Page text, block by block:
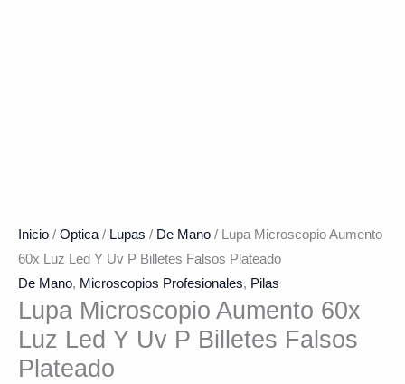
Inicio / Optica/ Lupas / De Mano / Lupa Microscopio Aumento
60x Luz Led Y Uv P Billetes Falsos Plateado
De Mano, Microscopios Profesionales, Pilas
Lupa Microscopio Aumento 60x
Luz Led Y Uv P Billetes Falsos
Plateado